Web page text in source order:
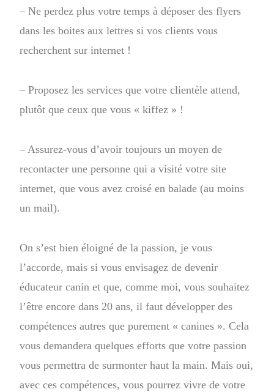
– Ne perdez plus votre temps à déposer des flyers
dans les boites aux lettres si vos clients vous
recherchent sur internet !
– Proposez les services que votre clientèle attend,
plutôt que ceux que vous « kiffez » !
– Assurez-vous d’avoir toujours un moyen de
recontacter une personne qui a visité votre site
internet, que vous avez croisé en balade (au moins
un mail).
On s’est bien éloigné de la passion, je vous
l’accorde, mais si vous envisagez de devenir
éducateur canin et que, comme moi, vous souhaitez
l’être encore dans 20 ans, il faut développer des
compétences autres que purement « canines ». Cela
vous demandera quelques efforts que votre passion
vous permettra de surmonter haut la main. Mais oui,
avec ces compétences, vous pourrez vivre de votre